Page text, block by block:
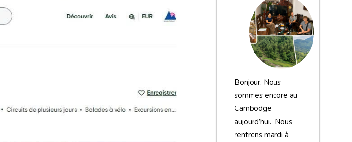
voyage
Bonjour. Nous
sommes encore au
Cambodge
aujourd’hui. Nous
rentrons mardi à